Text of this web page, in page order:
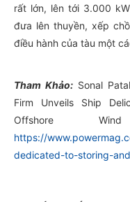
rất lớn, lên tới 3.000
đưa lên thuyền, xếp
điều hành của tàu một
Tham Khảo: Sonal
Firm Unveils Ship
Offshore
https://
dedicated-to-storing-